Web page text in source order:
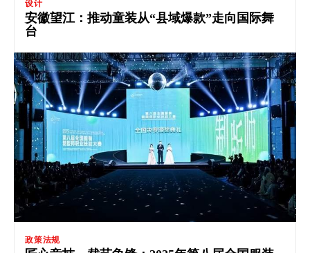
设计
安徽望江：推动童装从“县域爆款”走向国际舞
台
政策法规